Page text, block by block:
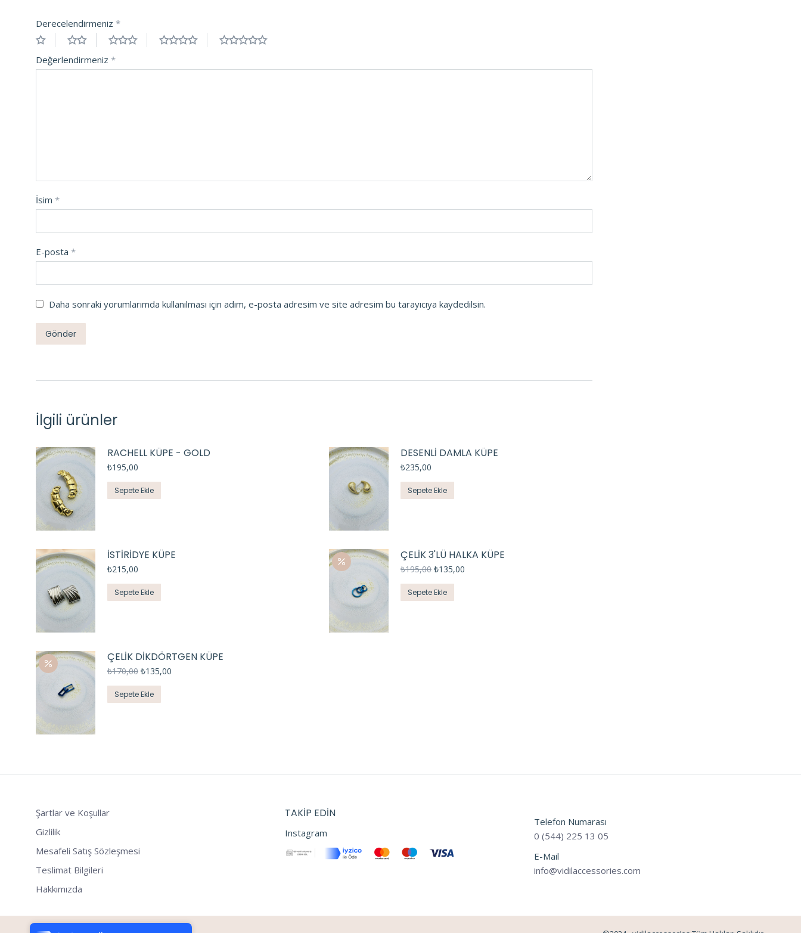
7/24 Canlı Destek
Derecelendirmeniz *
Değerlendirmeniz *
İsim *
E-posta *
Daha sonraki yorumlarımda kullanılması için adım, e-posta adresim ve site adresim bu tarayıcıya kaydedilsin.
İlgili ürünler
RACHELL KÜPE - GOLD
₺195,00
Sepete Ekle
DESENLİ DAMLA KÜPE
₺235,00
Sepete Ekle
İSTİRİDYE KÜPE
₺215,00
Sepete Ekle
ÇELİK 3'LÜ HALKA KÜPE
₺195,00 ₺135,00
Sepete Ekle
ÇELİK DİKDÖRTGEN KÜPE
₺170,00 ₺135,00
Sepete Ekle
Şartlar ve Koşullar
Gizlilik
Mesafeli Satış Sözleşmesi
Teslimat Bilgileri
Hakkımızda
TAKIP EDIN
Instagram
Telefon Numarası
0 (544) 225 13 05
E-Mail
info@vidilaccessories.com